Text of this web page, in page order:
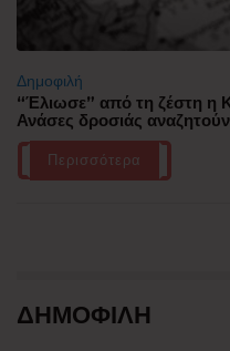
Δημοφιλή
“Έλιωσε” από τη ζέστη η
Ανάσες δροσιάς αναζητούν
Περισσότερα
ΔΗΜΟΦΙΛΗ